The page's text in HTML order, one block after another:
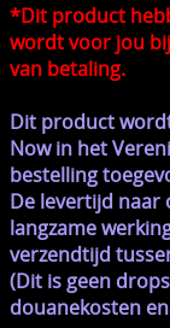
*Dit product
wordt voor jou
van betaling.
Dit product
Now in het
bestelling
De levertijd naar
langzame
verzendtijd
(Dit is geen
douanekosten